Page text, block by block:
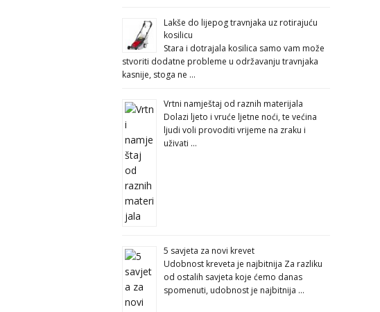
Lakše do lijepog travnjaka uz rotirajuću
kosilicu
Stara i dotrajala kosilica samo vam može
stvoriti dodatne probleme u održavanju travnjaka
kasnije, stoga ne …
Vrtni namještaj od raznih materijala
Dolazi ljeto i vruće ljetne noći, te većina
ljudi voli provoditi vrijeme na zraku i
uživati …
5 savjeta za novi krevet
Udobnost kreveta je najbitnija Za razliku
od ostalih savjeta koje ćemo danas
spomenuti, udobnost je najbitnija …